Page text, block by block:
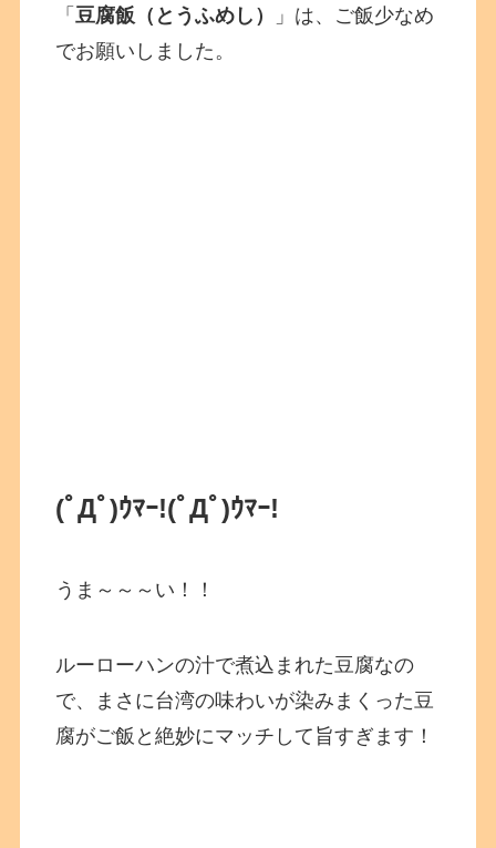
「豆腐飯（とうふめし）
」は、ご飯少なめ
でお願いしました。
(ﾟДﾟ)ｳﾏｰ!(ﾟДﾟ)ｳﾏｰ!
うま～～～い！！
ルーローハンの汁で煮込まれた豆腐なの
で、まさに台湾の味わいが染みまくった豆
腐がご飯と絶妙にマッチして旨すぎます！